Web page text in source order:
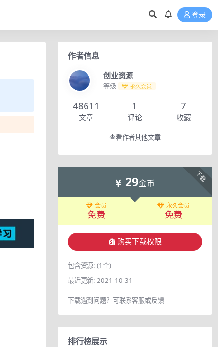
登录
作者信息
创业资源
等级 永久会员
48611
文章
1
评论
7
收藏
查看作者其他文章
下载
29金币
会员
免费
永久会员
免费
购买下载权限
包含资源: (1个)
最近更新: 2021-10-31
下载遇到问题？可联系客服或反馈
排行榜展示